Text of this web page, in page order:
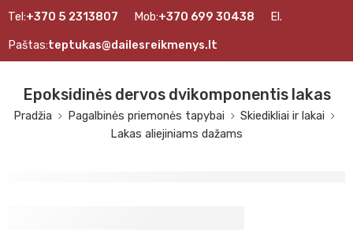
Tel:+370 5 2313807 Mob:+370 699 30438 El.
Paštas:teptukas@dailesreikmenys.lt
Epoksidinės dervos dvikomponentis lakas
Pradžia Pagalbinės priemonės tapybai
Skiedikliai ir lakai
Lakas aliejiniams dažams